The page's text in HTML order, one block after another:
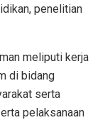
penelitian
meliputi kerja
di bidang
serta
pelaksanaan